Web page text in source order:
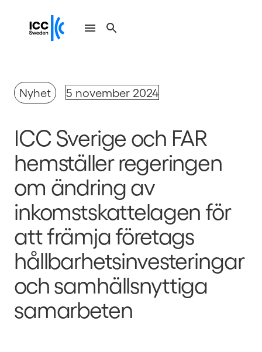
Nyhet 5 november 2024
ICC Sverige och FAR
hemställer regeringen
om ändring av
inkomstskattelagen för
att främja företags
hållbarhetsinvesteringar
och samhällsnyttiga
samarbeten